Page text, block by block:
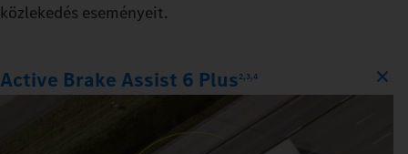
közlekedés eseményeit.
Active Brake Assist 6 Plus2,3,4